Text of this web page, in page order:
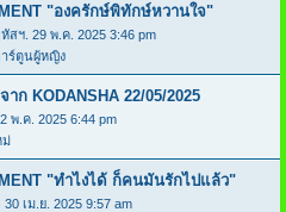
"องครักษ์พิทักษ์หวานใจ"
สฯ. 29 พ.ค. 2025 3:46 pm
ร์ตูนผู้หญิง
ก KODANSHA 22/05/2025
พ.ค. 2025 6:44 pm
ม่
"ทำไงได้ ก็คนมันรักไปแล้ว"
30 เม.ย. 2025 9:57 am